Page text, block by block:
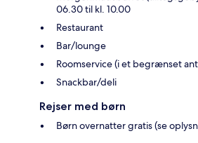
06.30 til kl. 10.00
Restaurant
Bar/lounge
Roomservice (i et begrænset
Snackbar/deli
Rejser med børn
Børn overnatter gratis (se